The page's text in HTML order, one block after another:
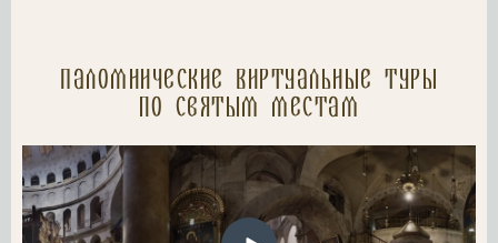
Паломнические Виртуальные туры
по святым местам